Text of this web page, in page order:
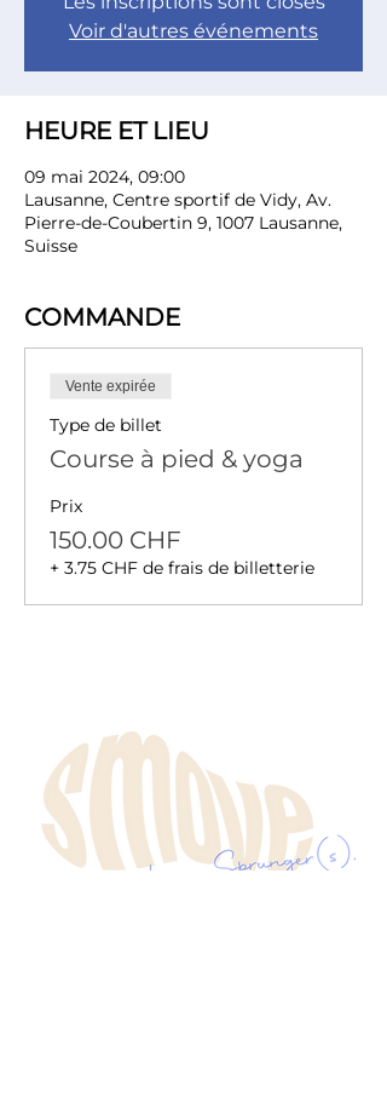
Voir d'autres événements
HEURE ET LIEU
09 mai 2024, 09:00
Lausanne, Centre sportif de Vidy, Av.
Pierre-de-Coubertin 9, 1007 Lausanne,
Suisse
COMMANDE
Vente expirée
Type de billet
Course à pied & yoga
Prix
150.00 CHF
+ 3.75 CHF de frais de billetterie